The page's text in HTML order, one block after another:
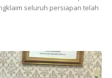
seluruh persiapan telah